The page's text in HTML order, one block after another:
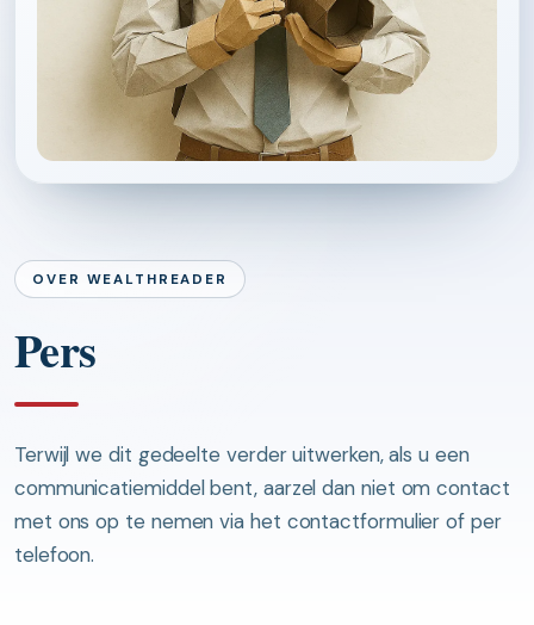
OVER WEALTHREADER
Pers
Terwijl we dit gedeelte verder uitwerken, als u een
communicatiemiddel bent, aarzel dan niet om contact
met ons op te nemen via het contactformulier of per
telefoon.